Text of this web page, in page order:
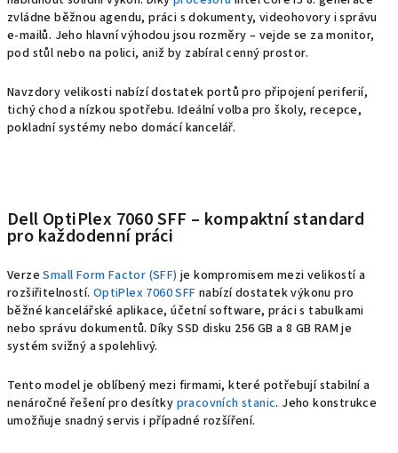
zvládne běžnou agendu, práci s dokumenty, videohovory i správu
e-mailů. Jeho hlavní výhodou jsou rozměry – vejde se za monitor,
pod stůl nebo na polici, aniž by zabíral cenný prostor.
Navzdory velikosti nabízí dostatek portů pro připojení periferií,
tichý chod a nízkou spotřebu. Ideální volba pro školy, recepce,
pokladní systémy nebo domácí kancelář.
Dell OptiPlex 7060 SFF – kompaktní standard
pro každodenní práci
VerzeSmall Form Factor (SFF) je kompromisem mezi velikostí a
rozšiřitelností. OptiPlex 7060 SFF nabízí dostatek výkonu pro
běžné kancelářské aplikace, účetní software, práci s tabulkami
nebo správu dokumentů. Díky SSD disku 256 GB a 8 GB RAM je
systém svižný a spolehlivý.
Tento model je oblíbený mezi firmami, které potřebují stabilní a
nenáročné řešení pro desítky pracovních stanic. Jeho konstrukce
umožňuje snadný servis i případné rozšíření.